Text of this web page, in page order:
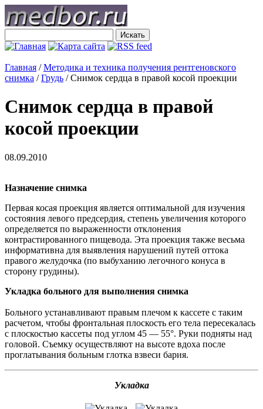
Главная /Методика и техника получения рентгеновского
снимка /Грудь /Снимок сердца в правой косой проекции
Снимок сердца в правой
косой проекции
08.09.2010
Назначение снимка
Первая косая проекция является оптимальной для изучения
состояния левого предсердия, степень увеличения которого
определяется по выраженности отклонения
контрастированного пищевода. Эта проекция также весьма
информативна для выявления нарушений путей оттока
правого желудочка (по выбуханию легочного конуса в
сторону грудины).
Укладка больного для выполнения снимка
Больного устанавливают правым плечом к кассете с таким
расчетом, чтобы фронтальная плоскость его тела пересекалась
с плоскостью кассеты под углом 45 — 55°. Руки подняты над
головой. Съемку осуществляют на высоте вдоха после
проглатывания больным глотка взвеси бария.
Укладка